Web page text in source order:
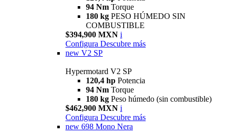
94 Nm Torque
180 kg PESO HÚMEDO SIN
COMBUSTIBLE
$394,900 MXN i
Configura Descubre más
new V2 SP
Hypermotard V2 SP
120,4 hp Potencia
94 Nm Torque
180 kg Peso húmedo (sin combustible)
$462,900 MXN i
Configura Descubre más
new 698 Mono Nera